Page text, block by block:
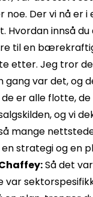
Der vi nå er
innså
til en
etter. Jeg tror
gang var det,
er alle flotte,
og vi
mange
strategi og en
Så det